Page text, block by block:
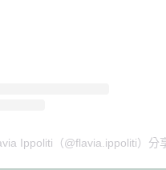
Ippoliti（@flavia.ippoliti）分